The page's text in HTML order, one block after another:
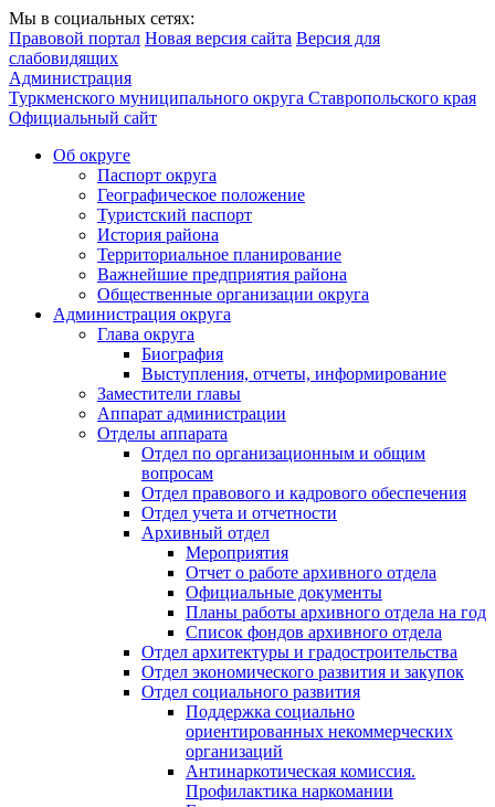
Мы в социальных сетях:
Правовой портал Новая версия сайта Версия для
слабовидящих
Администрация
Туркменского муниципального округа Ставропольского края
Официальный сайт
Об округе
Паспорт округа
Географическое положение
Туристский паспорт
История района
Территориальное планирование
Важнейшие предприятия района
Общественные организации округа
Администрация округа
Глава округа
Биография
Выступления, отчеты, информирование
Заместители главы
Аппарат администрации
Отделы аппарата
Отдел по организационным и общим
вопросам
Отдел правового и кадрового обеспечения
Отдел учета и отчетности
Архивный отдел
Мероприятия
Отчет о работе архивного отдела
Официальные документы
Планы работы архивного отдела на год
Список фондов архивного отдела
Отдел архитектуры и градостроительства
Отдел экономического развития и закупок
Отдел социального развития
Поддержка социально
ориентированных некоммерческих
организаций
Антинаркотическая комиссия.
Профилактика наркомании